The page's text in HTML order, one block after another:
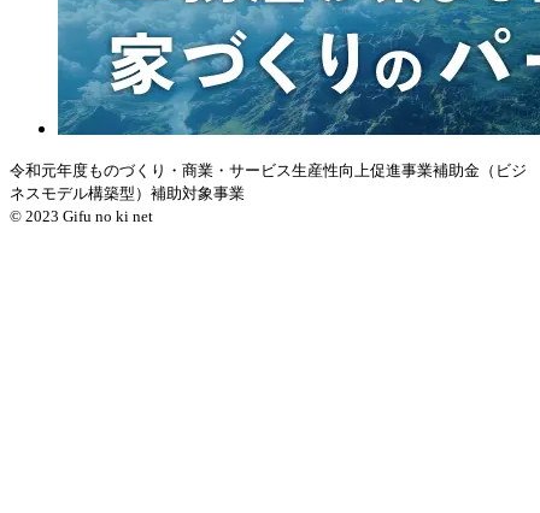
令和元年度ものづくり・商業・サービス生産性向上促進事業補助金（ビジ
ネスモデル構築型）補助対象事業
© 2023 Gifu no ki net